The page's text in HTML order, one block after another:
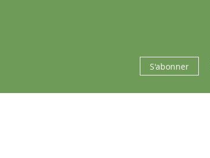
S'abonner